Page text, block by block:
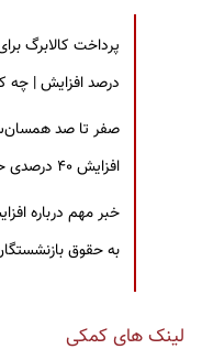
درصد افزایش | چه
صفر تا صد
افزایش ۴۰ درصدی حقوق بازنشستگان
خبر مهم درباره
به حقوق
لینک های کمکی